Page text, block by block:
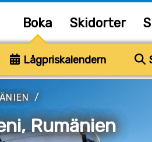
Boka Skidorter
Lågpriskalendern
/
Rumänien